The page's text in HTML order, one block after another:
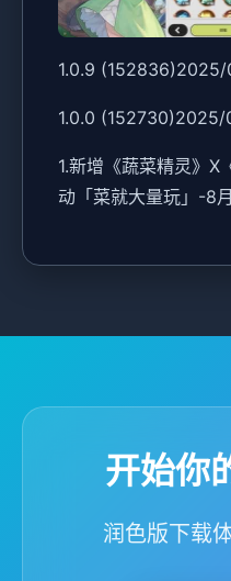
1.0.9
1.0.0 (152730)2025/
1.新增《蔬菜精灵》X
动「菜就大量玩」-8
开始你
润色版下载